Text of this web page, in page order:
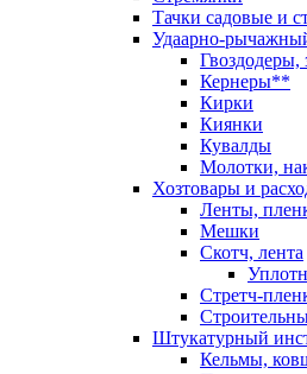
Тачки садовые и
Удаарно-
Гвоздодеры,
Кернеры**
Кирки
Киянки
Кувалды
Молотки,
Хозтовары и
Ленты,
Мешки
Скотч, лента
Стретч-
Штукатурный
Кельмы,